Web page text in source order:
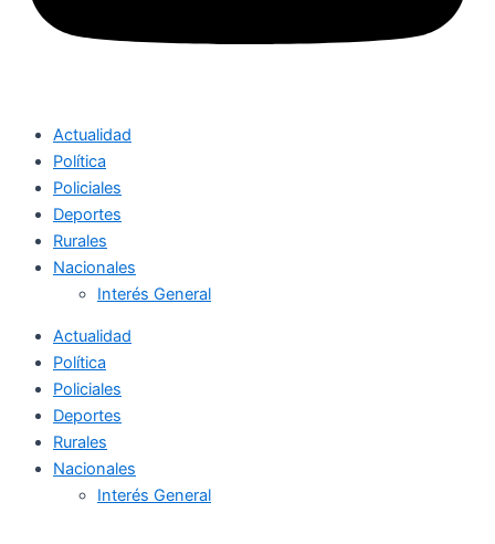
Actualidad
Política
Policiales
Deportes
Rurales
Nacionales
Interés General
Actualidad
Política
Policiales
Deportes
Rurales
Nacionales
Interés General